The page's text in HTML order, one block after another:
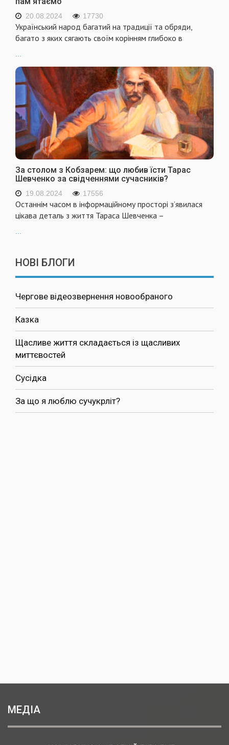
20.08.2024 17730
Український народ багатий на традиції та обряди,
багато з яких сягають своїм корінням глибоко в
...
За столом з Кобзарем: що любив їсти Тарас
Шевченко за свідченнями сучасників?
19.08.2024 17556
Останнім часом в інформаційному просторі з’явилася
цікава деталь з життя Тараса Шевченка –
НОВІ БЛОГИ
Чергове відеозвернення новообраного
Казка
Щасливе життя складається із щасливих
миттєвостей
Сусідка
За що я люблю сучукрліт?
МЕДІА